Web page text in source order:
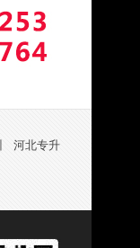
河北专升